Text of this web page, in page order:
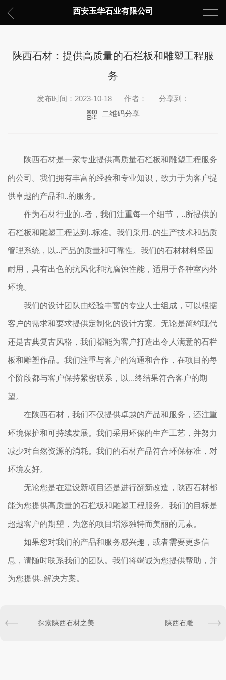
西安玉华石业有限公司
陕西石材：提供高质量的石栏板和雕塑工程服
务
发布时间：2023-10-18 作者：
分享到：
二维码分享
陕西石材是一家专业提供高质量石栏板和雕塑工程服务
的公司。我们拥有丰富的经验和专业知识，致力于为客户提
供卓越的产品和..的服务。
作为石材行业的..者，我们注重每一个细节，..所提供的
石栏板和雕塑工程达到..标准。我们采用..的生产技术和品质
管理系统，以..产品的质量和可靠性。我们的石材材料坚固
耐用，具有出色的抗风化和抗腐蚀性能，适用于各种室内外
环境。
我们的设计团队由经验丰富的专业人士组成，可以根据
客户的需求和要求提供定制化的设计方案。无论是简约现代
还是古典复古风格，我们都能为客户打造出令人满意的石栏
板和雕塑作品。我们注重与客户的沟通和合作，在项目的每
个阶段都与客户保持紧密联系，以...终结果符合客户的期
望。
在陕西石材，我们不仅提供卓越的产品和服务，还注重
环境保护和可持续发展。我们采用环保的生产工艺，并努力
减少对自然资源的消耗。我们的石材产品符合环保标准，对
环境友好。
无论您是在建设新项目还是进行翻新改造，陕西石材都
能为您提供高质量的石栏板和雕塑工程服务。我们的目标是
超越客户的期望，为您的项目增添独特而美丽的元素。
如果您对我们的产品和服务感兴趣，或者需要更多信
息，请随时联系我们的团队。我们将竭诚为您提供帮助，并
为您提供..解决方案。
陕西石雕